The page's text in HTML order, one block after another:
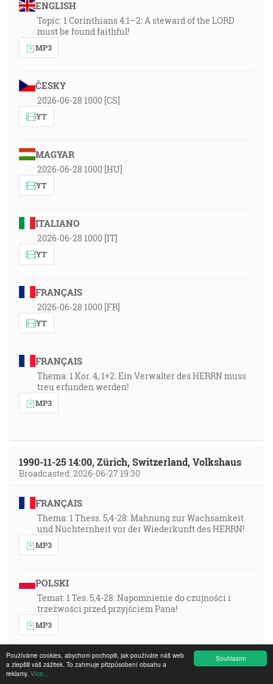
Souhlasím
Používáme cookies, abychom pochopili, jak používáte náš web
a zlepšili váš zážitek. To zahrnuje přizpůsobení obsahu a
reklamy. Více...
ENGLISH
Topic: 1 Corinthians 4:1–2: A steward of the LORD
must be found faithful!
MP3
ČESKY
2026-06-28 1000 [CS]
YT
MAGYAR
2026-06-28 1000 [HU]
YT
ITALIANO
2026-06-28 1000 [IT]
YT
FRANÇAIS
2026-06-28 1000 [FR]
YT
FRANÇAIS
Thema: 1 Kor. 4, 1+2: Ein Verwalter des HERRN muss
treu erfunden werden!
MP3
1990-11-25 14:00, Zürich, Switzerland, Volkshaus
Broadcasted: 2026-06-27 19:30
FRANÇAIS
Thema: 1 Thess. 5,4-28: Mahnung zur Wachsamkeit
und Nüchternheit vor der Wiederkunft des HERRN!
MP3
POLSKI
Temat: 1 Tes. 5,4-28: Napomnienie do czujności i
trzeżwości przed przyjściem Pana!
MP3
MAGYAR
desc